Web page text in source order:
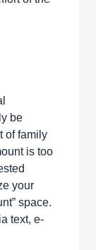
be
of family
is too
your
space.
text, e-